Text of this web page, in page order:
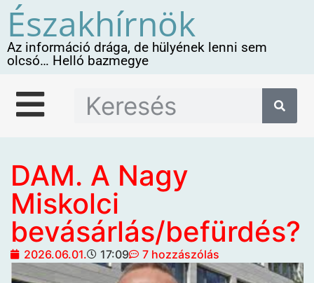
Északhírnök
Az információ drága, de hülyének lenni sem
olcsó… Helló bazmegye
DAM. A Nagy
Miskolci
bevásárlás/befürdés?
2026.06.01. 17:09 7 hozzászólás